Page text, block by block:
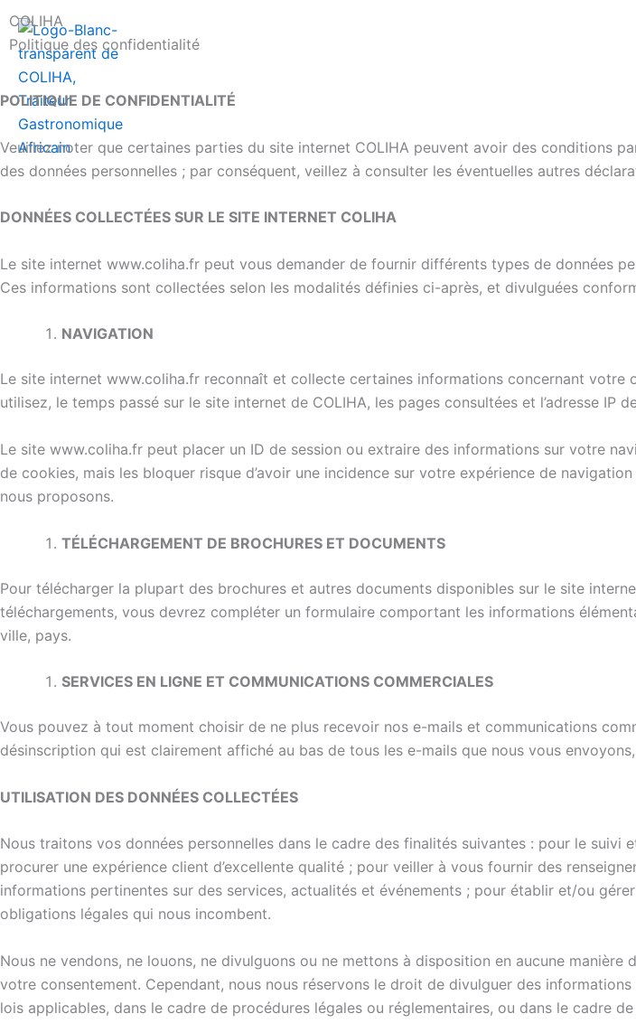
Aller
au
contenu
COLIHA
Politique des confidentialité
POLITIQUE DE CONFIDENTIALITÉ
Veuillez noter que certaines parties du site internet COLIHA peuvent avoir des conditions
des données personnelles ; par conséquent, veillez à consulter les éventuelles autres
DONNÉES COLLECTÉES SUR LE SITE INTERNET COLIHA
Le site internet www.coliha.fr peut vous demander de fournir différents types de données
Ces informations sont collectées selon les modalités définies ci-après, et divulguées
NAVIGATION
Le site internet www.coliha.fr reconnaît et collecte certaines informations concernant
utilisez, le temps passé sur le site internet de COLIHA, les pages consultées et l’adresse IP
Le site www.coliha.fr peut placer un ID de session ou extraire des informations sur votre
de cookies, mais les bloquer risque d’avoir une incidence sur votre expérience de
nous proposons.
TÉLÉCHARGEMENT DE BROCHURES ET DOCUMENTS
Pour télécharger la plupart des brochures et autres documents disponibles sur le site
téléchargements, vous devrez compléter un formulaire comportant les informations
ville, pays.
SERVICES EN LIGNE ET COMMUNICATIONS COMMERCIALES
Vous pouvez à tout moment choisir de ne plus recevoir nos e-mails et communications
désinscription qui est clairement affiché au bas de tous les e-mails que nous vous
UTILISATION DES DONNÉES COLLECTÉES
Nous traitons vos données personnelles dans le cadre des finalités suivantes : pour le
procurer une expérience client d’excellente qualité ; pour veiller à vous fournir des
informations pertinentes sur des services, actualités et événements ; pour établir et/ou
obligations légales qui nous incombent.
Nous ne vendons, ne louons, ne divulguons ou ne mettons à disposition en aucune
votre consentement. Cependant, nous nous réservons le droit de divulguer des
lois applicables, dans le cadre de procédures légales ou réglementaires, ou dans le cadre